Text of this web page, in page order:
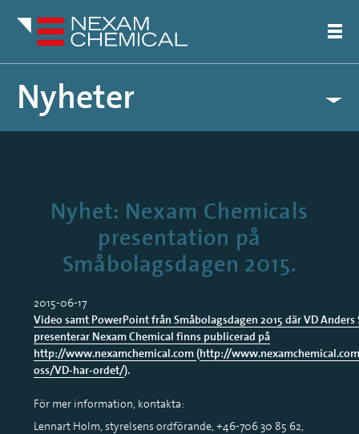
Nyheter
Nyhet: Nexam Chemicals
presentation på
Småbolagsdagen 2015.
2015-06-17
Video samt PowerPoint från Småbolagsdagen 2015 där VD Anders
presenterar Nexam Chemical finns publicerad på
http://www.nexamchemical.com (http://
oss/VD-har-ordet/).
För mer information, kontakta:
Lennart Holm, styrelsens ordförande, +46-706 30 85 62,